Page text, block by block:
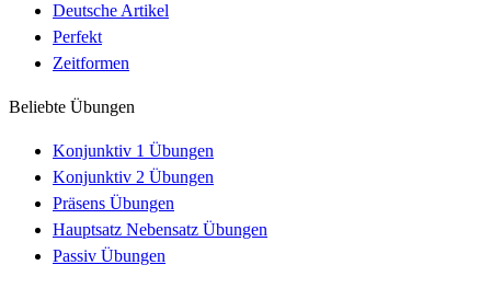
Deutsche Artikel
Perfekt
Zeitformen
Beliebte Übungen
Konjunktiv 1 Übungen
Konjunktiv 2 Übungen
Präsens Übungen
Hauptsatz Nebensatz Übungen
Passiv Übungen